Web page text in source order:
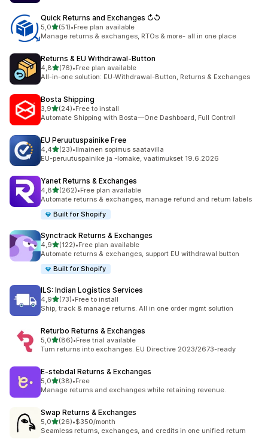
Quick Returns and Exchanges ↻↺
5,0/ 5 tähteä
(51)
51 arvostelua yhteensä
•Free plan available
Manage returns & exchanges, RTOs & more- all in one place
Returns & EU Withdrawal‑Button
4,8/ 5 tähteä
(76)
76 arvostelua yhteensä
•Free plan available
All-in-one solution: EU-Withdrawal-Button, Returns & Exchanges
Bosta Shipping
3,9/ 5 tähteä
(24)
24 arvostelua yhteensä
•Free to install
Automate Shipping with Bosta—One Dashboard, Full Control!
EU Peruutuspainike Free
4,4/ 5 tähteä
(23)
23 arvostelua yhteensä
•Ilmainen sopimus saatavilla
EU-peruutuspainike ja -lomake, vaatimukset 19.6.2026
Yanet Returns & Exchanges
4,8/ 5 tähteä
(262)
262 arvostelua yhteensä
•Free plan available
Automate returns & exchanges, manage refund and return labels
Built for Shopify
Synctrack Returns & Exchanges
4,9/ 5 tähteä
(122)
122 arvostelua yhteensä
•Free plan available
Automate returns & exchanges, support EU withdrawal button
Built for Shopify
ILS: Indian Logistics Services
4,9/ 5 tähteä
(73)
73 arvostelua yhteensä
•Free to install
Ship, track & manage returns. All in one order mgmt solution
Returbo Returns & Exchanges
5,0/ 5 tähteä
(86)
86 arvostelua yhteensä
•Free trial available
Turn returns into exchanges. EU Directive 2023/2673-ready
E‑stebdal Returns & Exchanges
5,0/ 5 tähteä
(38)
38 arvostelua yhteensä
•Free
Manage returns and exchanges while retaining revenue.
Swap Returns & Exchanges
5,0/ 5 tähteä
(26)
26 arvostelua yhteensä
•$350/month
Seamless returns, exchanges, and credits in one unified return